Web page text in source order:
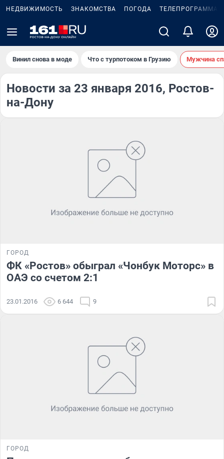
НЕДВИЖИМОСТЬ ЗНАКОМСТВА ПОГОДА ТЕЛЕПРОГРАММА
Винил снова в моде Что с турпотоком в Грузию Мужчина
Новости за 23 января 2016, Ростов-
на-Дону
ГОРОД
ФК «Ростов» обыграл «Чонбук Моторс» в
ОАЭ со счетом 2:1
23.01.2016 6 644 9
ГОРОД